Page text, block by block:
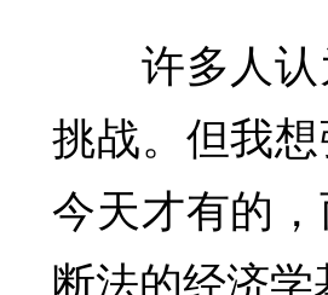
许多人认
挑战。但我
今天才有的
断法的经济学